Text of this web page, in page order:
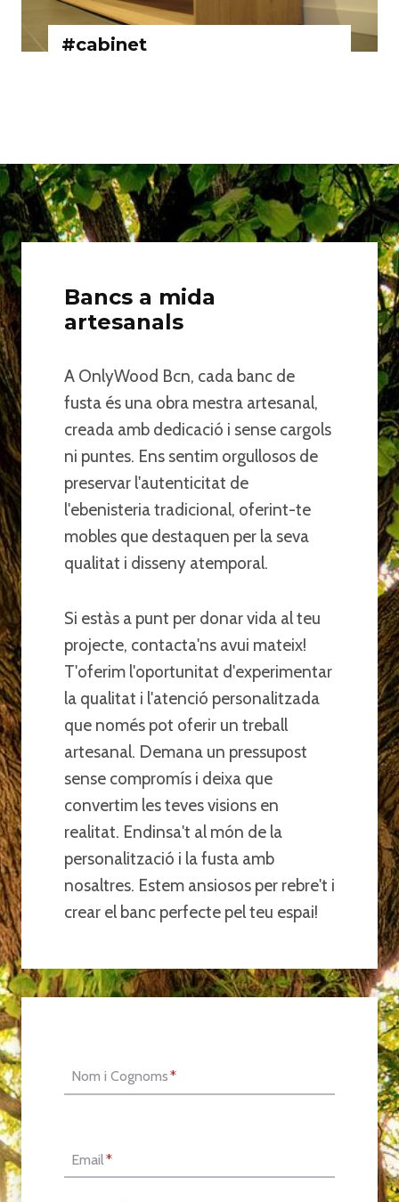
#cabinet
Bancs a mida
artesanals
A OnlyWood Bcn, cada banc de
fusta és una obra mestra artesanal,
creada amb dedicació i sense cargols
ni puntes. Ens sentim orgullosos de
preservar l'autenticitat de
l'ebenisteria tradicional, oferint-te
mobles que destaquen per la seva
qualitat i disseny atemporal.
Si estàs a punt per donar vida al teu
projecte, contacta'ns avui mateix!
T'oferim l'oportunitat d'experimentar
la qualitat i l'atenció personalitzada
que només pot oferir un treball
artesanal. Demana un pressupost
sense compromís i deixa que
convertim les teves visions en
realitat. Endinsa't al món de la
personalització i la fusta amb
nosaltres. Estem ansiosos per rebre't i
crear el banc perfecte pel teu espai!
Nom i Cognoms*
Email*